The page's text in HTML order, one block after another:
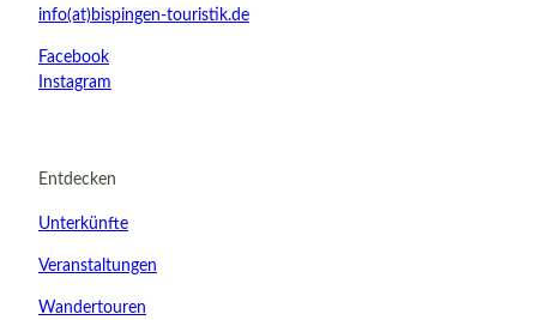
info(at)bispingen-touristik.de
Facebook
Instagram
Entdecken
Unterkünfte
Veranstaltungen
Wandertouren